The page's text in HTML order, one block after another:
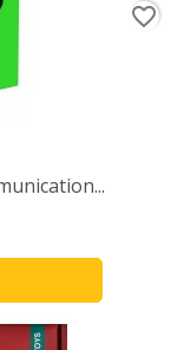
favorite_border